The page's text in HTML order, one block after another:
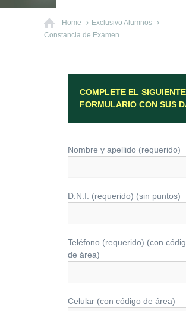
Home
Exclusivo Alumnos
Constancia de Examen
COMPLETE EL SIGUIENTE
FORMULARIO CON SUS
Nombre y apellido (requerido)
D.N.I. (requerido) (sin puntos)
Teléfono (requerido) (con
de área)
Celular (con código de área)